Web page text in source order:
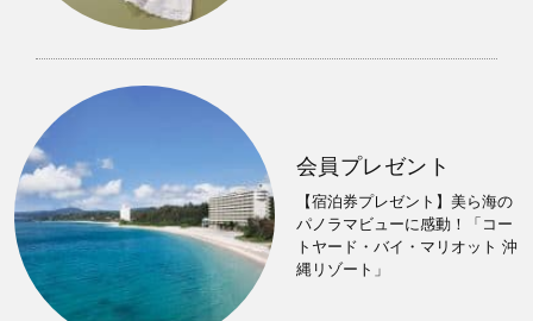
会員プレゼント
【宿泊券プレゼント】美ら海の
パノラマビューに感動！「コー
トヤード・バイ・マリオット 沖
縄リゾート」